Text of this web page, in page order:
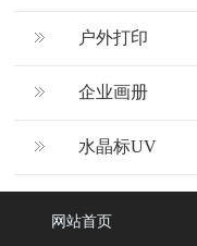
户外打印
企业画册
水晶标UV
网站首页